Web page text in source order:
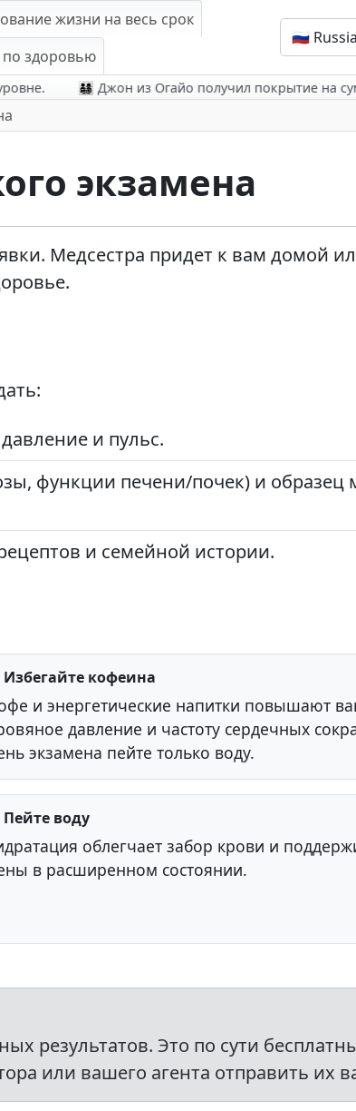
жизни на весь срок
здоровью
🇷🇺
👨‍👩‍👧‍👦 Джон из Огайо получил покрытие на
экзамена
Медсестра придет к вам домой
и пульс.
функции печени/почек) и образец
и семейной истории.
Избегайте кофеина
и энергетические напитки повышают
давление и частоту сердечных
экзамена пейте только воду.
Пейте воду
облегчает забор крови и
в расширенном состоянии.
результатов. Это по сути
или вашего агента отправить их